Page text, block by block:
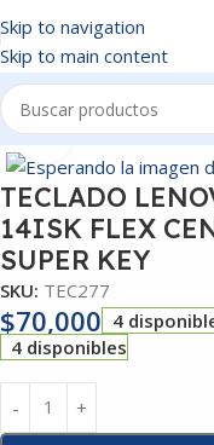
Skip to navigation
Skip to main content
Inicio/TECLADOS
Click to enlarge
TECLADO
14ISK FLEX
SUPER KEY
SKU: TEC277
$70,000 4
4 disponibles